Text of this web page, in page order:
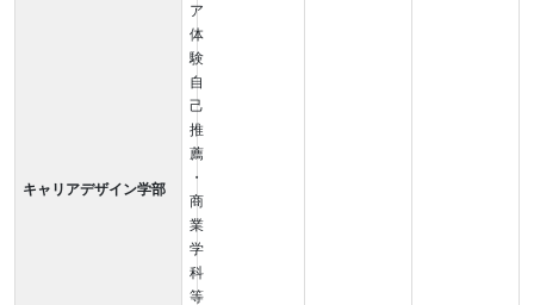
キャリアデザイン学部
ア
体
験
自
己
推
薦
・
商
業
学
科
等